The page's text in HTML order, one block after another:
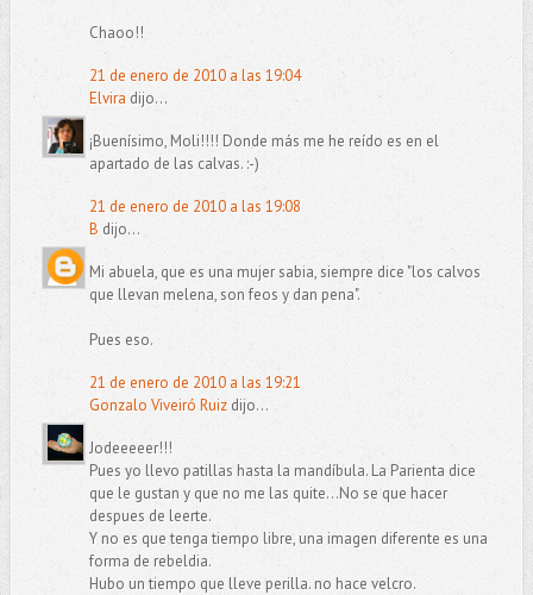
Chaoo!!
21 de enero de 2010 a las 19:04
Elvira dijo...
¡Buenísimo, Moli!!!! Donde más me he reído es en el
apartado de las calvas. :-)
21 de enero de 2010 a las 19:08
B dijo...
Mi abuela, que es una mujer sabia, siempre dice "los calvos
que llevan melena, son feos y dan pena".
Pues eso.
21 de enero de 2010 a las 19:21
Gonzalo Viveiró Ruizdijo...
Jodeeeeer!!!
Pues yo llevo patillas hasta la mandíbula. La Parienta dice
que le gustan y que no me las quite...No se que hacer
despues de leerte.
Y no es que tenga tiempo libre, una imagen diferente es una
forma de rebeldia.
Hubo un tiempo que lleve perilla. no hace velcro.